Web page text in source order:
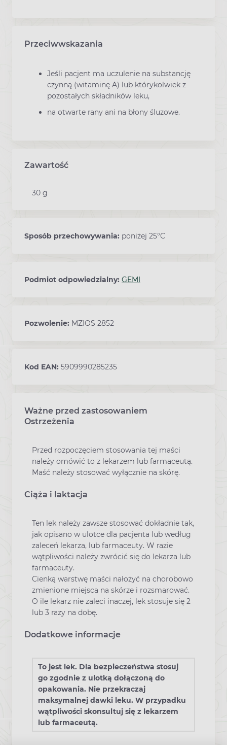
Przeciwwskazania
Jeśli pacjent ma uczulenie na substancję
czynną (witaminę A) lub którykolwiek z
pozostałych składników leku,
na otwarte rany ani na błony śluzowe.
Zawartość
30 g
Sposób przechowywania: poniżej 25°C
Podmiot odpowiedzialny: GEMI
Pozwolenie: MZIOS 2852
Kod EAN: 5909990285235
Ważne przed zastosowaniem
Ostrzeżenia
Przed rozpoczęciem stosowania tej maści
należy omówić to z lekarzem lub farmaceutą.
Maść należy stosować wyłącznie na skórę.
Ciąża i laktacja
Ten lek należy zawsze stosować dokładnie tak,
jak opisano w ulotce dla pacjenta lub według
zaleceń lekarza, lub farmaceuty. W razie
wątpliwości należy zwrócić się do lekarza lub
farmaceuty.
Cienką warstwę maści nałożyć na chorobowo
zmienione miejsca na skórze i rozsmarować.
O ile lekarz nie zaleci inaczej, lek stosuje się 2
lub 3 razy na dobę.
Dodatkowe informacje
To jest lek. Dla bezpieczeństwa stosuj
go zgodnie z ulotką dołączoną do
opakowania. Nie przekraczaj
maksymalnej dawki leku. W przypadku
wątpliwości skonsultuj się z lekarzem
lub farmaceutą.